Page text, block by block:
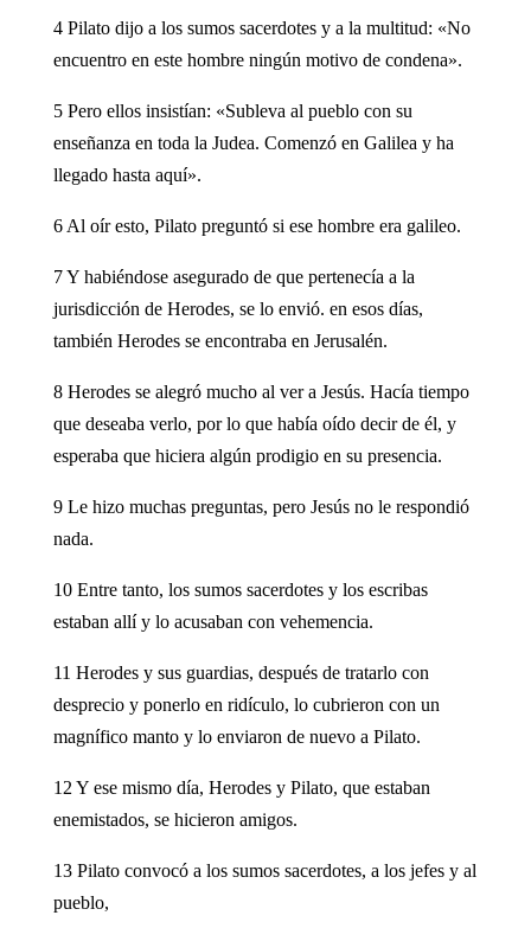
4 Pilato dijo a los sumos sacerdotes y a la multitud: «No
encuentro en este hombre ningún motivo de condena».
5 Pero ellos insistían: «Subleva al pueblo con su
enseñanza en toda la Judea. Comenzó en Galilea y ha
llegado hasta aquí».
6 Al oír esto, Pilato preguntó si ese hombre era galileo.
7 Y habiéndose asegurado de que pertenecía a la
jurisdicción de Herodes, se lo envió. en esos días,
también Herodes se encontraba en Jerusalén.
8 Herodes se alegró mucho al ver a Jesús. Hacía tiempo
que deseaba verlo, por lo que había oído decir de él, y
esperaba que hiciera algún prodigio en su presencia.
9 Le hizo muchas preguntas, pero Jesús no le respondió
nada.
10 Entre tanto, los sumos sacerdotes y los escribas
estaban allí y lo acusaban con vehemencia.
11 Herodes y sus guardias, después de tratarlo con
desprecio y ponerlo en ridículo, lo cubrieron con un
magnífico manto y lo enviaron de nuevo a Pilato.
12 Y ese mismo día, Herodes y Pilato, que estaban
enemistados, se hicieron amigos.
13 Pilato convocó a los sumos sacerdotes, a los jefes y al
pueblo,